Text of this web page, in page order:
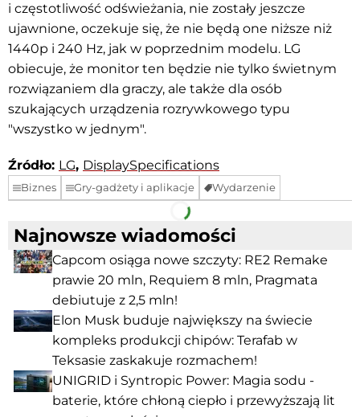
i częstotliwość odświeżania, nie zostały jeszcze
ujawnione, oczekuje się, że nie będą one niższe niż
1440p i 240 Hz, jak w poprzednim modelu. LG
obiecuje, że monitor ten będzie nie tylko świetnym
rozwiązaniem dla graczy, ale także dla osób
szukających urządzenia rozrywkowego typu
"wszystko w jednym".
Źródło: LG, DisplaySpecifications
Biznes Gry-gadżety i aplikacje Wydarzenie
Facebook Telegram
Najnowsze wiadomości
Capcom osiąga nowe szczyty: RE2 Remake
prawie 20 mln, Requiem 8 mln, Pragmata
debiutuje z 2,5 mln!
Elon Musk buduje największy na świecie
kompleks produkcji chipów: Terafab w
Teksasie zaskakuje rozmachem!
UNIGRID i Syntropic Power: Magia sodu -
baterie, które chłoną ciepło i przewyższają lit